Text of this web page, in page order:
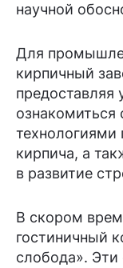
научной
Для
кирпичный
технологиями
кирпича, а
в развитие
В скором
гостиничный
слобода».